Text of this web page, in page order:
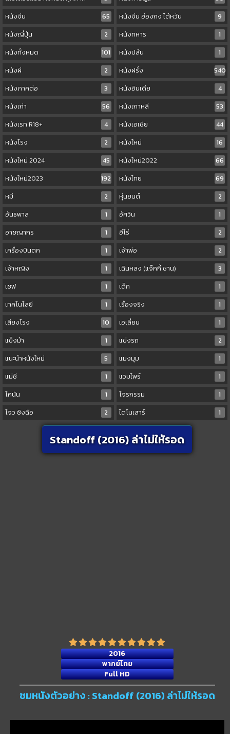
หนังจีน
65 หนังจีน ฮ่องกง ไต้หวัน
9
หนังญี่ปุ่น
2 หนังทหาร
1
หนังทั้งหมด
101 หนังปล้น
1
หนังผี
2 หนังฝรั่ง
540
หนังภาคต่อ
3 หนังอินเดีย
4
หนังเก่า
56 หนังเกาหลี
53
หนังเรท R18+
4 หนังเอเชีย
44
หนังโรง
2 หนังใหม่
16
หนังใหม่ 2024
45 หนังใหม่2022
66
หนังใหม่2023
192 หนังไทย
69
หมี
2 หุ่นยนต์
2
อันธพาล
1 อัศวิน
1
อาชญากร
1 ฮีโร่
2
เครื่องบินตก
1 เจ้าพ่อ
2
เจ้าหญิง
1 เฉินหลง (แจ๊กกี้ ชาน)
3
เชฟ
1 เด็ก
1
เทคโนโลยี
1 เรื่องจริง
1
เสียงโรง
10 เอเลี่ยน
1
แข็งม้า
1 แข่งรถ
2
แนะนำหนังใหม่
5 แมงมุม
1
แม่ชี
1 แวมไพร์
1
โคนัน
1 โจรกรรม
1
โจว ซิงฉือ
2 ไดโนเสาร์ 1
Standoff (2016) ล่าไม่ให้รอด
2016
พากย์ไทย
Full HD
ชมหนังตัวอย่าง : Standoff (2016) ล่าไม่ให้รอด